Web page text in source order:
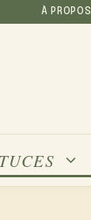
À PROPOS